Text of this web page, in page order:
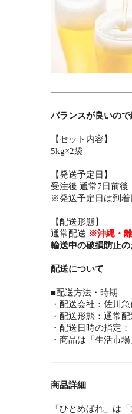
バランスが良いの
【セット内容】
5kg×2袋
【発送予定日】
受注後 通常7日前
※発送予定日は到着
【配送形態】
通常配送 ※沖縄・
輸送中の破損防止
配送について
■配送方法・時期
・配送会社：佐川
・配送形態：通常配
・配送日時の指定
・商品は「生活市
商品詳細
「ひとめぼれ」は